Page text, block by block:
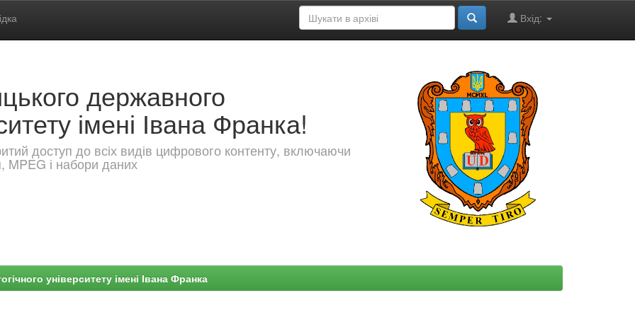
Вхід:
державного
імені Івана Франка!
доступ до всіх видів цифрового контенту, включаючи
MPEG і набори даних
університету імені Івана Франка